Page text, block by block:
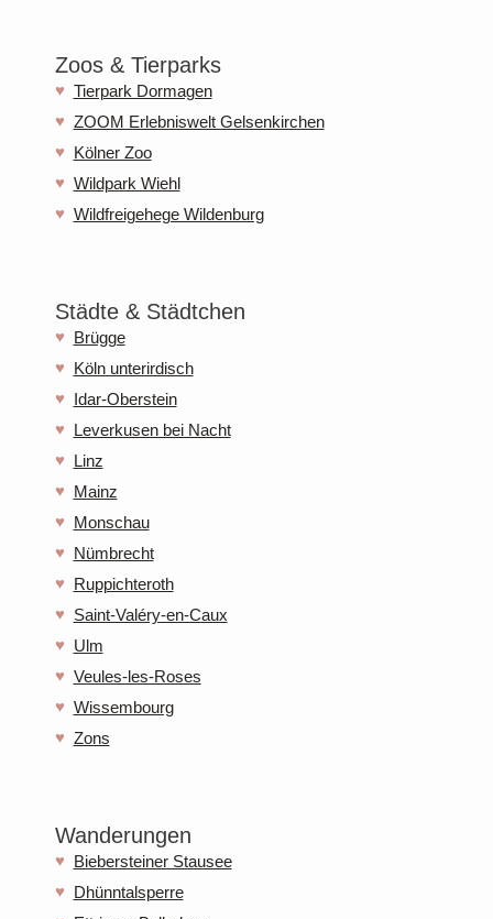
Zoos & Tierparks
Tierpark Dormagen
ZOOM Erlebniswelt Gelsenkirchen
Kölner Zoo
Wildpark Wiehl
Wildfreigehege Wildenburg
Städte & Städtchen
Brügge
Köln unterirdisch
Idar-Oberstein
Leverkusen bei Nacht
Linz
Mainz
Monschau
Nümbrecht
Ruppichteroth
Saint-Valéry-en-Caux
Ulm
Veules-les-Roses
Wissembourg
Zons
Wanderungen
Biebersteiner Stausee
Dhünntalsperre